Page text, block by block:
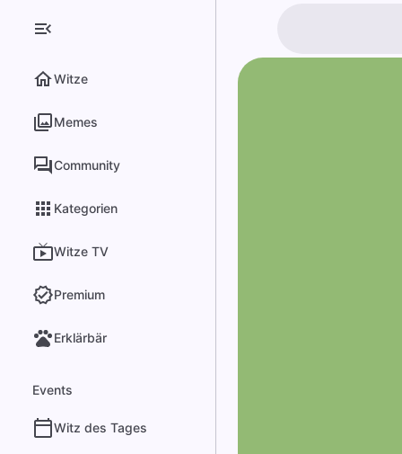
Witze
Memes
Community
Kategorien
Witze TV
Premium
Erklärbär
Events
Witz des Tages